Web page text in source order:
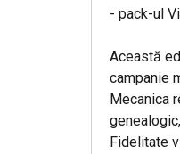
- pack-ul
Această
campanie
Mecanica
Fidelitate